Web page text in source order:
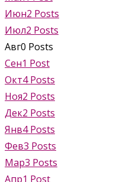
Июн2 Posts
Июл2 Posts
Авг0 Posts
Сен1 Post
Окт4 Posts
Ноя2 Posts
Дек2 Posts
Янв4 Posts
Фев3 Posts
Мар3 Posts
Апр1 Post